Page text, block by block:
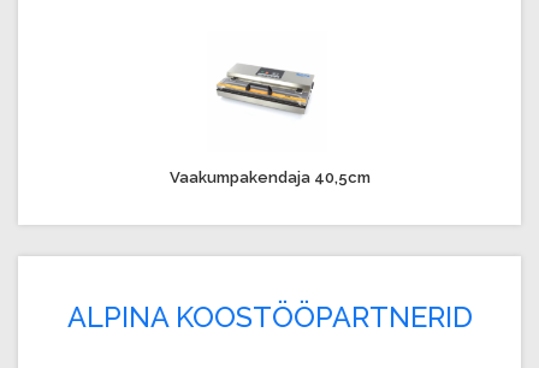
Vaakumpakendaja 40,5cm
ALPINA KOOSTÖÖPARTNERID